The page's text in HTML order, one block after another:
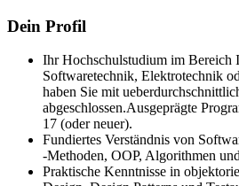
Dein Profil
Ihr Hochschulstudium im Bereich
Softwaretechnik, Elektrotechnik
haben Sie mit
abgeschlossen.Ausgeprägte
17 (oder neuer).
Fundiertes Verständnis von
-Methoden, OOP, Algorithmen
Praktische Kenntnisse in